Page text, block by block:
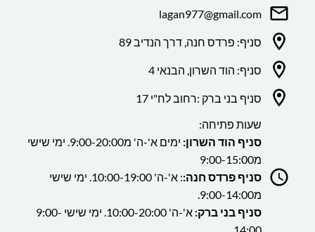
lagan977@gmail.com
סניף: פרדס חנה, דרך הנדיב 89
סניף: הוד השרון, הבנאי 4
סניף בני ברק :רחוב לח"י 17
שעות פתיחה:
סניף הוד השרון:
ימים א'-ה' מ9:00-20:00. ימי שישי
מ9:00-15:00
סניף פרדס חנה:
: א'-ה' 10:00-19:00. ימי שישי
מ9:00-14:00.
סניף בני ברק:
א'-ה' 10:00-20:00. ימי שישי 9:00-